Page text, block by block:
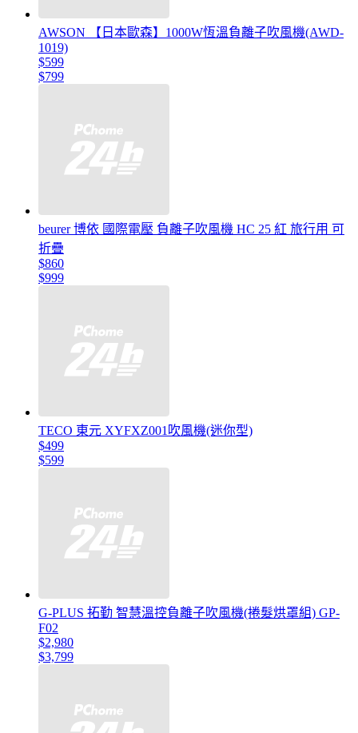
AWSON 【日本歐森】1000W恆溫負離子吹風機(AWD-
1019)
$599
$799
beurer 博依 國際電壓 負離子吹風機 HC 25 紅 旅行用 可
折疊
$860
$999
TECO 東元 XYFXZ001吹風機(迷你型)
$499
$599
G-PLUS 拓勤 智慧溫控負離子吹風機(捲髮烘罩組) GP-
F02
$2,980
$3,799